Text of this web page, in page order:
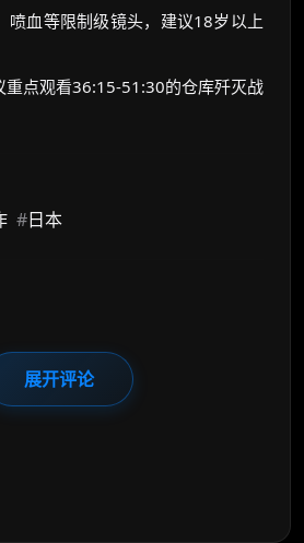
血等限制级镜头，建议18岁以上
点观看36:15-51:30的仓库歼灭战
#日本
展开评论